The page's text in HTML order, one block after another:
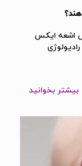
اشعه ایکس
بیشتر بخوانید